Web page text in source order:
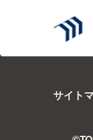
サイト